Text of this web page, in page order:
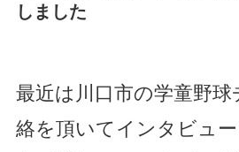
しました
最近は川口市の学童野
絡を頂いてインタビュ